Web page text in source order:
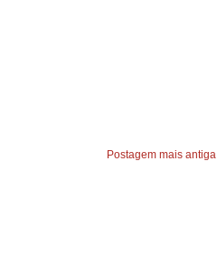
Postagem mais antiga